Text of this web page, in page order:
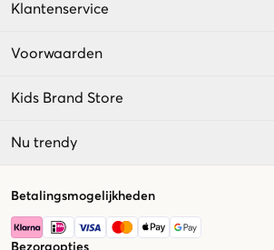
Klantenservice
Voorwaarden
Kids Brand Store
Nu trendy
Betalingsmogelijkheden
Bezorgopties